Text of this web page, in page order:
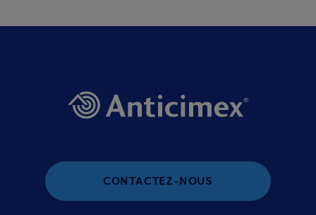
CONTACTEZ-NOUS